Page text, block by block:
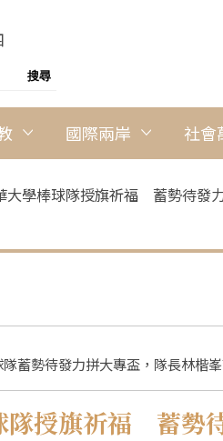
國際兩岸 社會
大學棒球隊授旗祈福 蓄勢待發
蓄勢待發力拼大專盃，隊長林楷
隊授旗祈福 蓄勢